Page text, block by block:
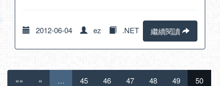
2012-06-04 ez .NET 繼續閱讀
«« « … 45 46 47 48 49 50